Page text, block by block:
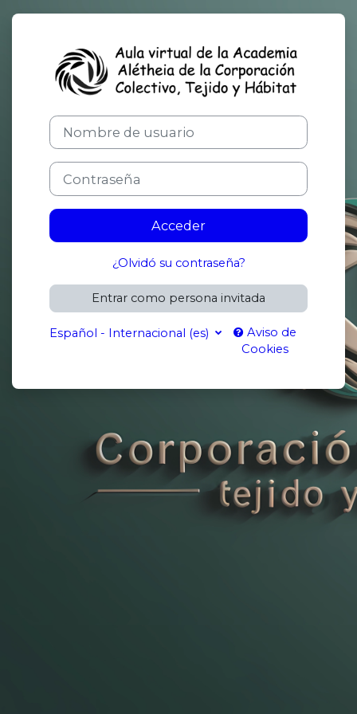
Entrar a Aula
Nombre de usuario
Contraseña
Acceder
¿Olvidó su contraseña?
Entrar como persona invitada
Español - Internacional ‎(es)‎
Aviso de
Cookies